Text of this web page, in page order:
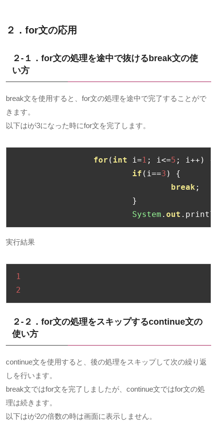
２．for文の応用
２-１．for文の処理を途中で抜けるbreak文の使
い方
break文を使用すると、for文の処理を途中で完了することがで
きます。
以下はiが3になった時にfor文を完了します。
for ( int i=1 ; i<=5 ; i++)
{
if ( i==3 )
{
break ;
}
System . out .
実行結果
1
2
２-２．for文の処理をスキップするcontinue文の
使い方
continue文を使用すると、後の処理をスキップして次の繰り返
しを行います。
break文ではfor文を完了しましたが、continue文ではfor文の処
理は続きます。
以下はiが2の倍数の時は画面に表示しません。